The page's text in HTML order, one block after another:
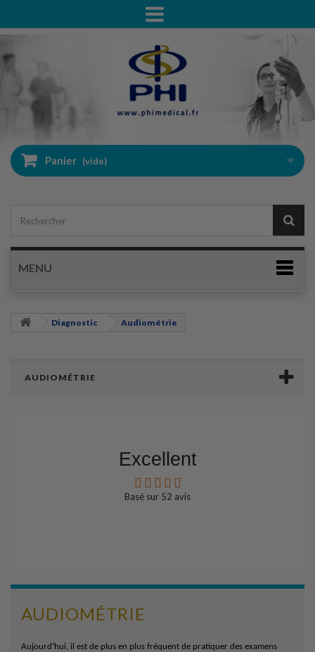
Panier (vide)
MENU
Diagnostic Audiométrie
AUDIOMÉTRIE
Excellent
Basé sur 52 avis
AUDIOMÉTRIE
Aujourd’hui, il est de plus en plus fréquent de pratiquer des examens